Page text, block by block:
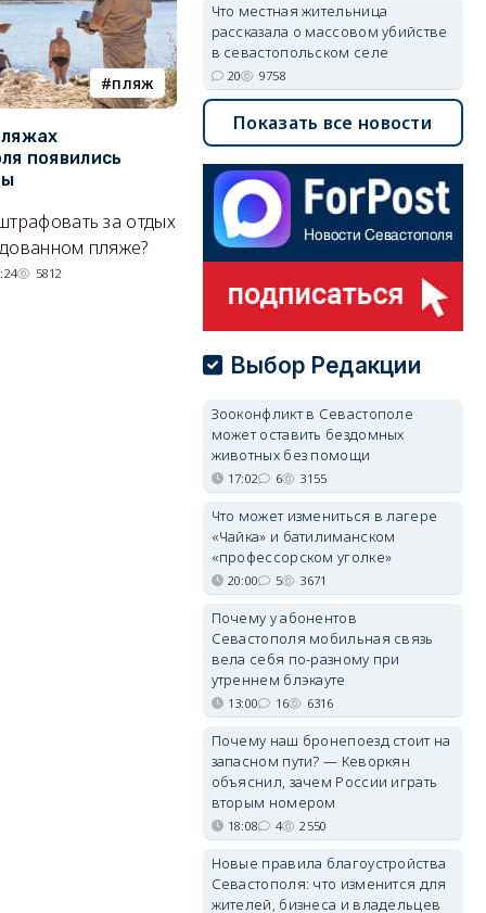
пляж
появились
за отдых
пляже?
5812
Двух москвичей на
Крыма на километр в море
Спасатели благополучно
вернули туристов обратно на
29/07/2026 17:03 6370
Что местная жительница
рассказала о массовом убийстве
в севастопольском селе
20 9758
Показать все новости
Выбор Редакции
Зооконфликт в Севастополе
может оставить бездомных
животных без помощи
17:02 6 3155
Что может измениться в лагере
«Чайка» и батилиманском
«профессорском уголке»
20:00 5 3671
Почему у абонентов
Севастополя мобильная связь
вела себя по-разному при
утреннем блэкауте
13:00 16 6316
Почему наш бронепоезд стоит на
запасном пути? — Кеворкян
объяснил, зачем России играть
вторым номером
18:08 4 2550
Новые правила благоустройства
Севастополя: что изменится для
жителей, бизнеса и владельцев